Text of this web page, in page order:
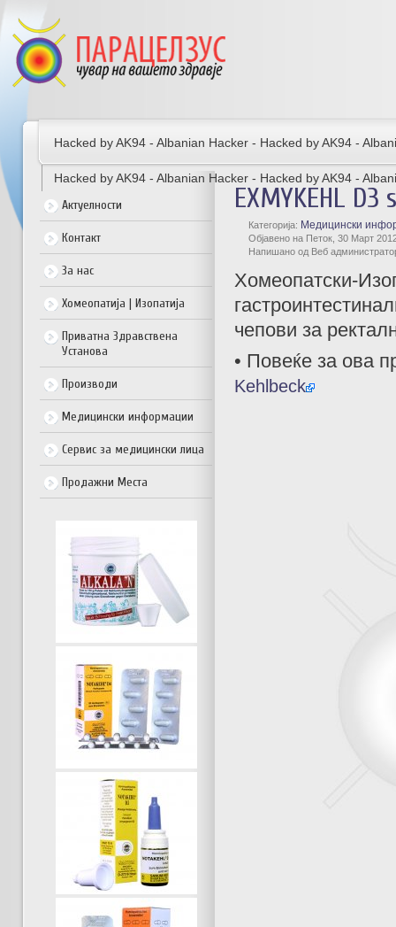
Hacked by AK94 - Albanian Hacker - Hacked by AK94 -
Hacked by AK94 - Albanian Hacker - Hacked by AK94 -
Актуелности
Контакт
За нас
Хомеопатија | Изопатија
Приватна Здравствена
Установа
Производи
Медицински информации
Сервис за медицински лица
Продажни Места
EXMYKEHL
Категорија: Медицински
Објавено на Петок, 30 Март
Напишано од Веб
Хомеопатски-
чепови за
• Повеќе за ова
Kehlbeck